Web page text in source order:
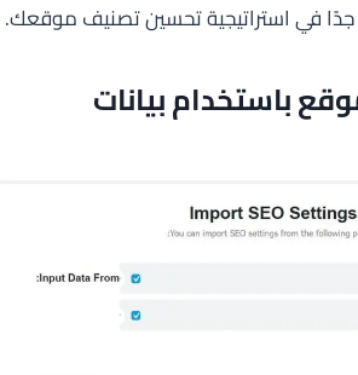
في استراتيجية تحسين تصنيف موقعك.
باستخدام بيانات